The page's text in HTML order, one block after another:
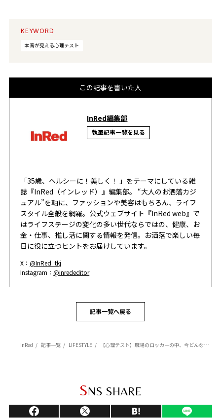
KEYWORD
本音が見える心理テスト
この記事を書いた人
InRed編集部
執筆記事一覧を見る
「35歳、ヘルシーに！美しく！ 」をテーマにしている雑
誌『InRed（インレッド）』編集部。 “大人のお洒落カジ
ュアル”を軸に、ファッションや美容はもちろん、ライフ
スタイル全般を網羅。公式ウェブサイト『InRed web』で
はライフステージの変化の多い世代ならではの、健康、お
金・仕事、推し活に関する情報を発信。お洒落で楽しい毎
日に役に立つヒントをお届けしています。
X：@InRed_tkj
Instagram：@inrededitor
記事一覧へ戻る
InRed 記事一覧 LIFESTYLE 【心理テスト】職場のロッカーの中、今どんな状態になっていますか？ あなたが「どんな才能を持っているか」がわかる！
SNS SHARE